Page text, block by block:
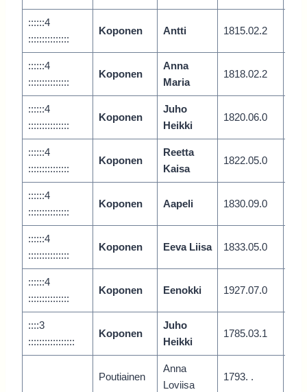
::::::4
:::::::::::::::
Koponen Antti 1815.02.2
::::::4
:::::::::::::::
Koponen
Anna
Maria
1818.02.2
::::::4
:::::::::::::::
Koponen
Juho
Heikki
1820.06.0
::::::4
:::::::::::::::
Koponen
Reetta
Kaisa
1822.05.0
::::::4
:::::::::::::::
Koponen Aapeli 1830.09.0
::::::4
:::::::::::::::
Koponen Eeva Liisa 1833.05.0
::::::4
:::::::::::::::
Koponen Eenokki 1927.07.0
::::3
:::::::::::::::::
Koponen
Juho
Heikki
1785.03.1
Poutiainen
Anna
Loviisa
1793. .